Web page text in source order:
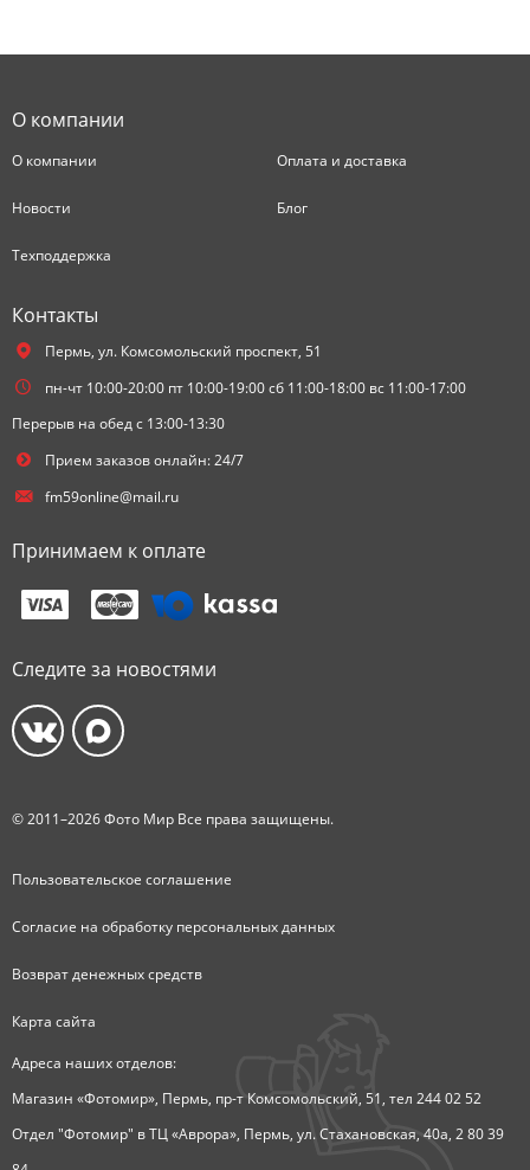
О компании
О компании Оплата и доставка
Новости Блог
Техподдержка
Контакты
Пермь, ул. Комсомольский проспект, 51
пн-чт 10:00-20:00 пт 10:00-19:00 сб 11:00-18:00 вс 11:00-17:00
Перерыв на обед с 13:00-13:30
Прием заказов онлайн: 24/7
fm59online@mail.ru
Принимаем к оплате
Следите за новостями
© 2011–2026 Фото Мир Все права защищены.
Пользовательское соглашение
Согласие на обработку персональных данных
Возврат денежных средств
Карта сайта
Адреса наших отделов:
Магазин «Фотомир», Пермь, пр-т Комсомольский, 51, тел 244 02 52
Отдел "Фотомир" в ТЦ «Аврора», Пермь, ул. Стахановская, 40а, 2 80 39